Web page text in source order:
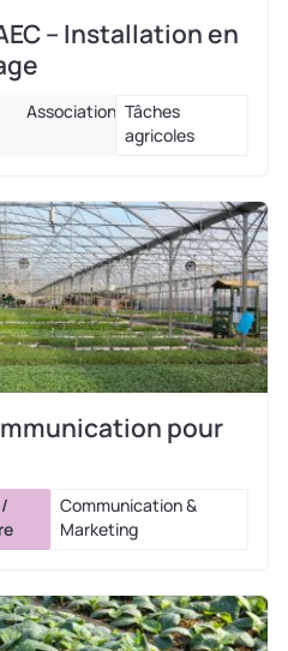
– Installation en
Association Tâches
agricoles
pour
Communication &
Marketing